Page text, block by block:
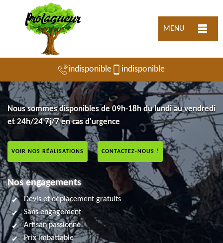
MENU
indisponible indisponible
Nous sommes disponibles de 09h-18h du lundi au vendredi
et 24h/24 7j/7 en cas d'urgence
VOIR NOS RÉALISATIONS CONTACTEZ-NOUS !
Nos engagements
Devis et déplacement gratuits
Sans engagement
Artisan passionné
Prix imbattable